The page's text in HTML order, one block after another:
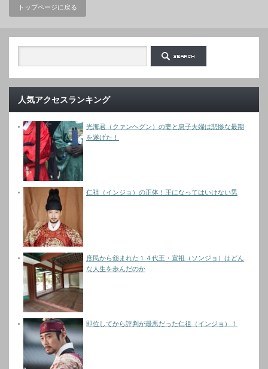
トップページに戻る
人気アクセスランキング
光海君（クァンヘグン）の妻と息子夫婦は悲惨な最期
を遂げた！
仁祖（インジョ）の正体！王になってはいけない男
庶民から怨まれた１４代王・宣祖（ソンジョ）はどん
な人生を歩んだのか
即位してから評判が最悪だった仁祖（インジョ）！